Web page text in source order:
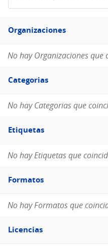
de
Filtro
Organizaciones
Organizaciones
No hay Organizaciones que
Filtro
Categorias
Categorias
No hay Categorias que
Filtro
Etiquetas
Etiquetas
No hay Etiquetas que
Filtro
Formatos
Formatos
No hay Formatos que
Filtro
Licencias
Licencias